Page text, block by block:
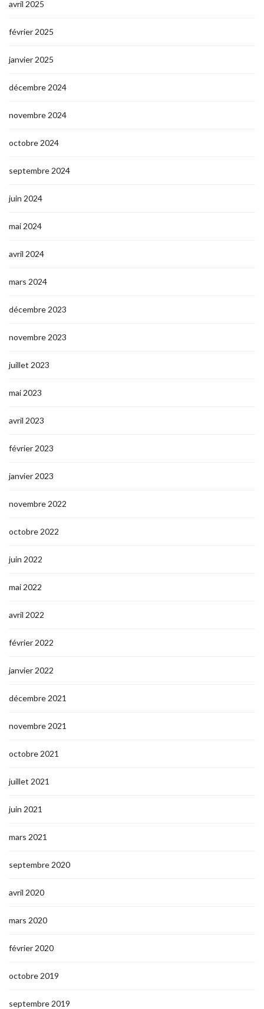
avril 2025
février 2025
janvier 2025
décembre 2024
novembre 2024
octobre 2024
septembre 2024
juin 2024
mai 2024
avril 2024
mars 2024
décembre 2023
novembre 2023
juillet 2023
mai 2023
avril 2023
février 2023
janvier 2023
novembre 2022
octobre 2022
juin 2022
mai 2022
avril 2022
février 2022
janvier 2022
décembre 2021
novembre 2021
octobre 2021
juillet 2021
juin 2021
mars 2021
septembre 2020
avril 2020
mars 2020
février 2020
octobre 2019
septembre 2019